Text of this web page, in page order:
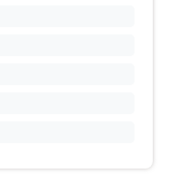
云南省德宏傣族景颇族自治州芒市团结大街天梭售后服务中心（需提前预约）